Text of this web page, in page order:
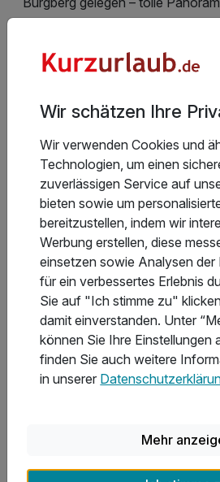
Ausstellungen zur Flora und
Kinderpreise
Stornobedingungen
Allgemeine
Wir schätzen Ihre
Wir verwenden Cookies und
Technologien, um einen
zuverlässigen Service auf
bieten sowie um
bereitzustellen, indem wir
Werbung erstellen, diese
einsetzen sowie Analysen
für ein verbessertes Erlebnis
Sie auf "Ich stimme zu"
damit einverstanden. Unter
können Sie Ihre Einstellungen
finden Sie auch weitere
in unserer
Mehr